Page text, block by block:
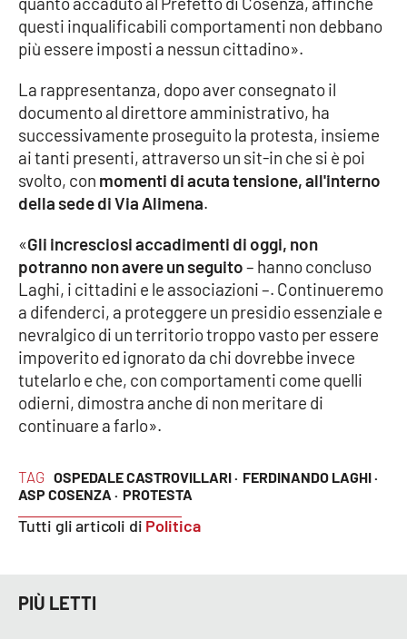
LaC OnAir
EDIZIONI
LOCALI
Catanzaro
Crotone
Reggio Calabria
Cosenza
Lamezia Terme
PROGETTI
SPECIALI
Buona Sanità Calabria
TAG OSPEDALE CASTROVILLARI · FERDINANDO LAGHI ·
ASP COSENZA · PROTESTA
Tutti gli articoli di Politica
questi inqualificabili comportamenti non debbano
più essere imposti a nessun cittadino».
La rappresentanza, dopo aver consegnato il
documento al direttore amministrativo, ha
successivamente proseguito la protesta, insieme
ai tanti presenti, attraverso un sit-in che si è poi
svolto, con momenti di acuta tensione, all'interno
della sede di Via Alimena.
«Gli incresciosi accadimenti di oggi, non
potranno non avere un seguito– hanno concluso
Laghi, i cittadini e le associazioni –. Continueremo
a difenderci, a proteggere un presidio essenziale e
nevralgico di un territorio troppo vasto per essere
impoverito ed ignorato da chi dovrebbe invece
tutelarlo e che, con comportamenti come quelli
odierni, dimostra anche di non meritare di
continuare a farlo».
PIÙ LETTI